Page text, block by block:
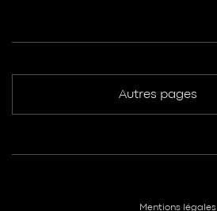
Autres pages
Mentions légales